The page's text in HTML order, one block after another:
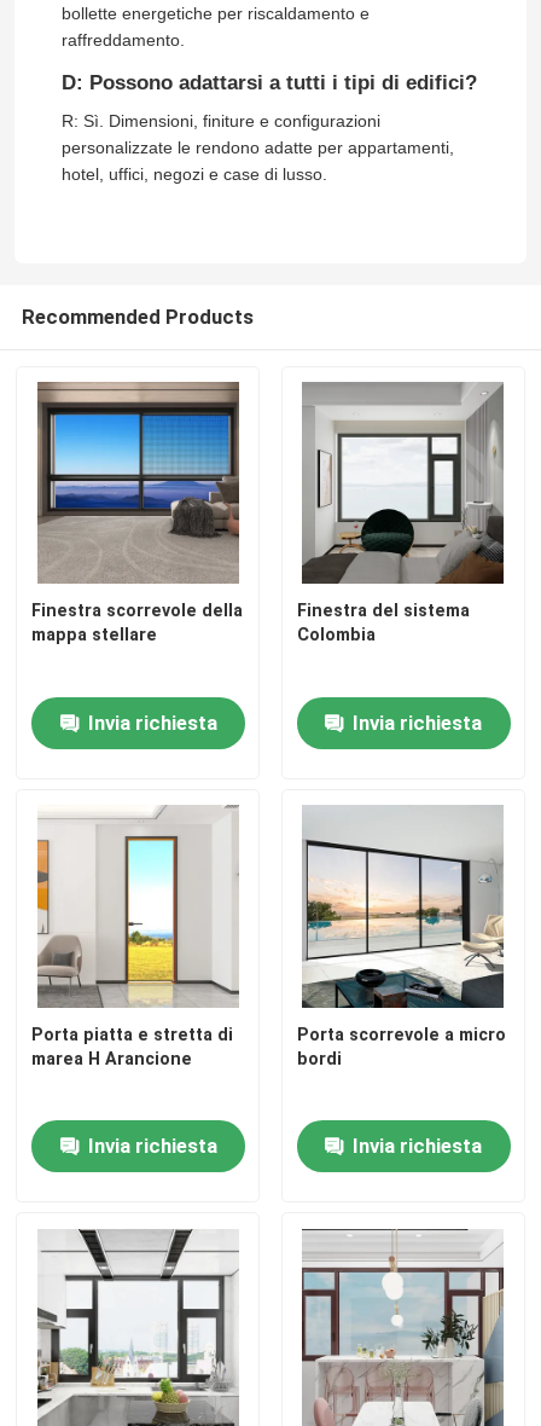
Sala solare in alluminio
parete divisoria
bollette energetiche per riscaldamento e
raffreddamento.
D: Possono adattarsi a tutti i tipi di edifici?
R: Sì. Dimensioni, finiture e configurazioni
personalizzate le rendono adatte per appartamenti,
hotel, uffici, negozi e case di lusso.
Recommended Products
Finestra scorrevole della
mappa stellare
Invia richiesta
Finestra del sistema
Colombia
Invia richiesta
Porta piatta e stretta di
marea H Arancione
Invia richiesta
Porta scorrevole a micro
bordi
Invia richiesta